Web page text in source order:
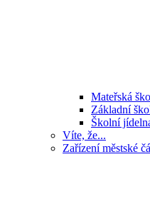
Mateřská
Základní
Školní
Víte, že...
Zařízení městské